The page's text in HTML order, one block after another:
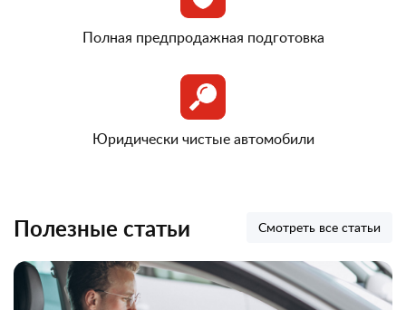
Полная предпродажная подготовка
Юридически чистые автомобили
Полезные статьи Смотреть все статьи